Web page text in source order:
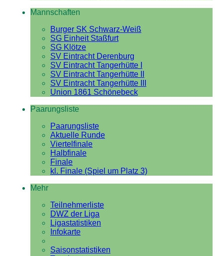
Mannschaften
Burger SK Schwarz-Weiß
SG Einheit Staßfurt
SG Klötze
SV Eintracht Derenburg
SV Eintracht Tangerhütte I
SV Eintracht Tangerhütte II
SV Eintracht Tangerhütte III
Union 1861 Schönebeck
Paarungsliste
Paarungsliste
Aktuelle Runde
Viertelfinale
Halbfinale
Finale
kl. Finale (Spiel um Platz 3)
Mehr
Teilnehmerliste
DWZ der Liga
Ligastatistiken
Infokarte
Saisonstatistiken